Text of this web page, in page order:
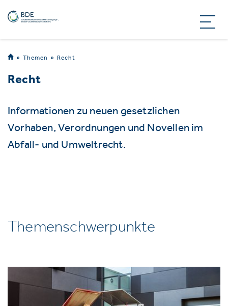
Themen Recht
Recht
Informationen zu neuen gesetzlichen
Vorhaben, Verordnungen und Novellen im
Abfall- und Umweltrecht.
Themenschwerpunkte